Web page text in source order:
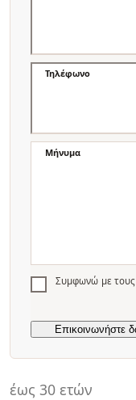
έως 30 ετών
Τηλέφωνο
Μήνυμα
Συμφωνώ με τους